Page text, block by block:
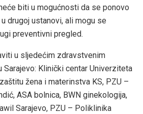
biti u mogućnosti da se ponovo
drugoj ustanovi, ali mogu se
preventivni pregled.
u sljedećim zdravstvenim
Sarajevo: Klinički centar Univerziteta
žena i materinstva KS, PZU –
ASA bolnica, BWN ginekologija,
Sarajevo, PZU – Poliklinika